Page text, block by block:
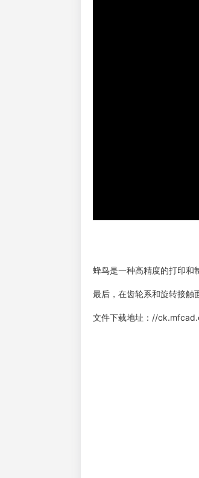
蜂鸟是一种高精度的打印和
最后，在齿轮系和旋转接触
文件下载地址： //